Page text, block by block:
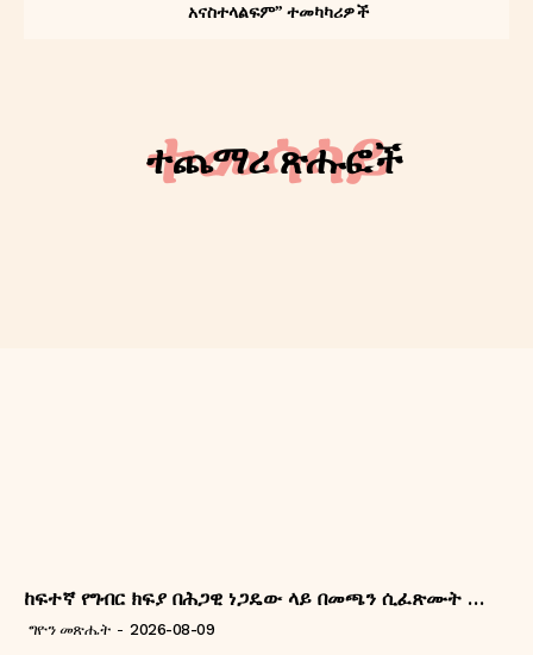
አናስተላልፍም” ተመካካሪዎች
ተጨማሪ ጽሑፎች
ተመሳሳይ
ከፍተኛ የግብር ክፍያ በሕጋዊ ነጋዴው ላይ በመጫን ሲፈጽሙት …
ግዮን መጽሔት - 2026-08-09